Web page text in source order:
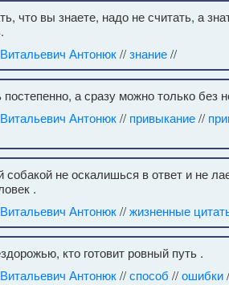
что вы знаете, надо не считать, а
Антонюк//знание//
а сразу можно только без
Антонюк// привыкание//
не оскалишься в ответ и не
.
Антонюк//жизненные
кто готовит ровный путь .
Антонюк//способ //ошибки